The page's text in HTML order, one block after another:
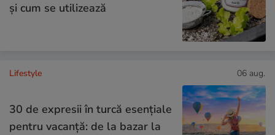
și cum se utilizează
Lifestyle 06 aug.
30 de expresii în turcă esențiale
pentru vacanță: de la bazar la